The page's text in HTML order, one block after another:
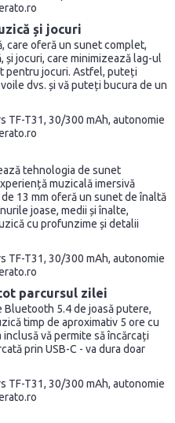
și jocuri
care oferă un sunet complet,
jocuri, care minimizează lag-ul
pentru jocuri. Astfel, puteți
dvs. și vă puteți bucura de un
tehnologia de sunet
muzicală imersivă
13 mm oferă un sunet de înaltă
joase, medii și înalte,
cu profunzime și detalii
parcursul zilei
5.4 de joasă putere,
timp de aproximativ 5 ore cu
inclusă vă permite să încărcați
prin USB-C - va dura doar